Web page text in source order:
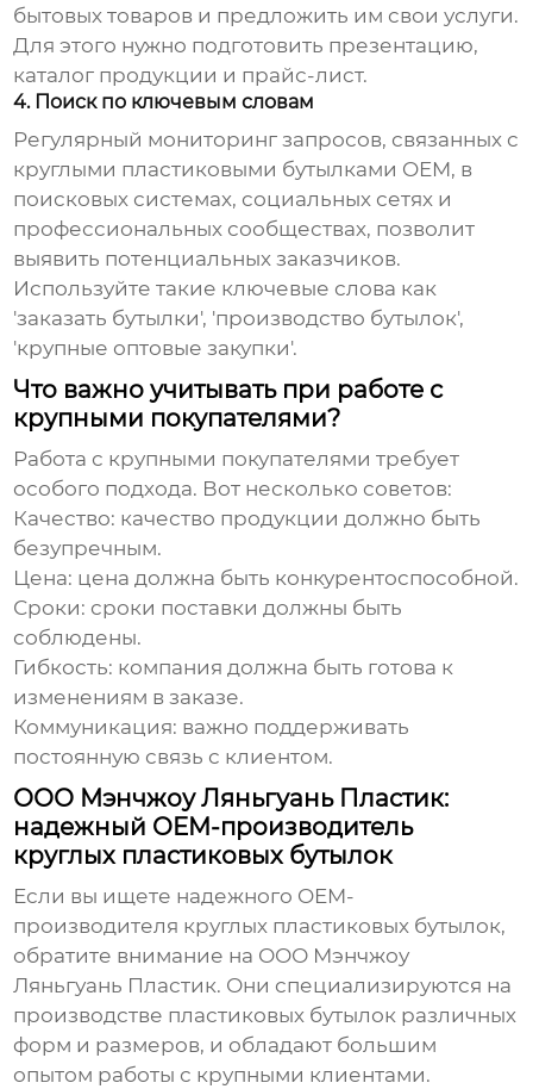
бытовых товаров и предложить им свои услуги.
Для этого нужно подготовить презентацию,
каталог продукции и прайс-лист.
4. Поиск по ключевым словам
Регулярный мониторинг запросов, связанных с
круглыми пластиковыми бутылками OEM, в
поисковых системах, социальных сетях и
профессиональных сообществах, позволит
выявить потенциальных заказчиков.
Используйте такие ключевые слова как
'заказать бутылки', 'производство бутылок',
'крупные оптовые закупки'.
Что важно учитывать при работе с
крупными покупателями?
Работа с крупными покупателями требует
особого подхода. Вот несколько советов:
Качество: качество продукции должно быть
безупречным.
Цена: цена должна быть конкурентоспособной.
Сроки: сроки поставки должны быть
соблюдены.
Гибкость: компания должна быть готова к
изменениям в заказе.
Коммуникация: важно поддерживать
постоянную связь с клиентом.
ООО Мэнчжоу Ляньгуань Пластик:
надежный OEM-производитель
круглых пластиковых бутылок
Если вы ищете надежного OEM-
производителя круглых пластиковых бутылок,
обратите внимание на ООО Мэнчжоу
Ляньгуань Пластик. Они специализируются на
производстве пластиковых бутылок различных
форм и размеров, и обладают большим
опытом работы с крупными клиентами.